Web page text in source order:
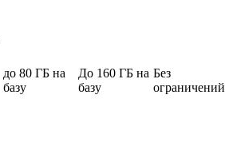
до 80 ГБ на
базу
До 160 ГБ на
базу
Без
ограничений